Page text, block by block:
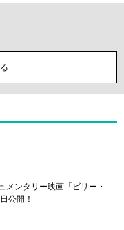
メンタリー映画「ビリー・
公開！